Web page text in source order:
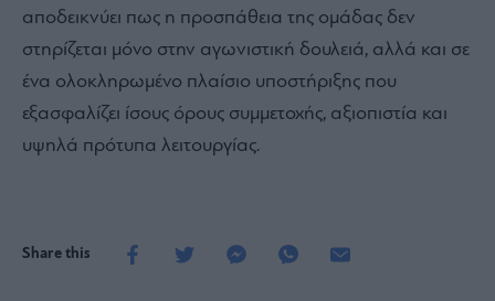
αποδεικνύει πως η προσπάθεια της ομάδας δεν
στηρίζεται μόνο στην αγωνιστική δουλειά, αλλά και σε
ένα ολοκληρωμένο πλαίσιο υποστήριξης που
εξασφαλίζει ίσους όρους συμμετοχής, αξιοπιστία και
υψηλά πρότυπα λειτουργίας.
Share this